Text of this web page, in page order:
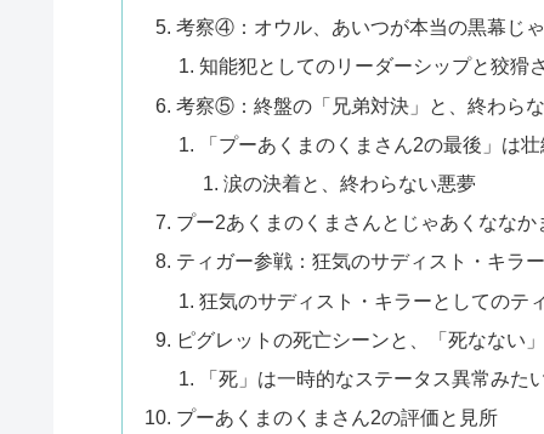
考察④：オウル、あいつが本当の黒幕じ
知能犯としてのリーダーシップと狡猾
考察⑤：終盤の「兄弟対決」と、終わら
「プーあくまのくまさん2の最後」は
涙の決着と、終わらない悪夢
プー2あくまのくまさんとじゃあくなな
ティガー参戦：狂気のサディスト・キラ
狂気のサディスト・キラーとしてのテ
ピグレットの死亡シーンと、「死なない
「死」は一時的なステータス異常みた
プーあくまのくまさん2の評価と見所